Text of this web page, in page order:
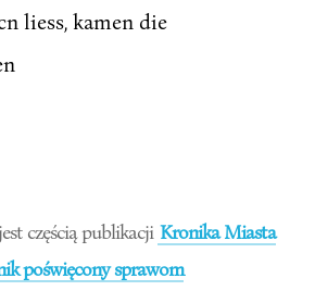
liess, kamen die
częścią publikacji Kronika Miasta
poświęcony sprawom